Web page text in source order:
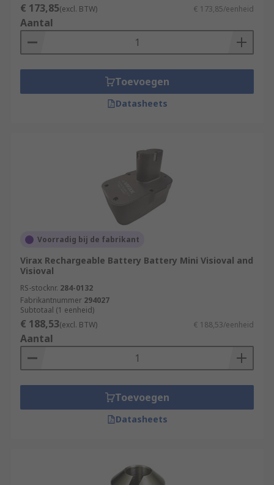
€ 173,85(excl. BTW) € 173,85/eenheid
Aantal
Toevoegen
Datasheets
Voorradig bij de fabrikant
Virax Rechargeable Battery Battery Mini Visioval and
Visioval
RS-stocknr. 284-0132
Fabrikantnummer 294027
Subtotaal (1 eenheid)
€ 188,53(excl. BTW) € 188,53/eenheid
Aantal
Toevoegen
Datasheets